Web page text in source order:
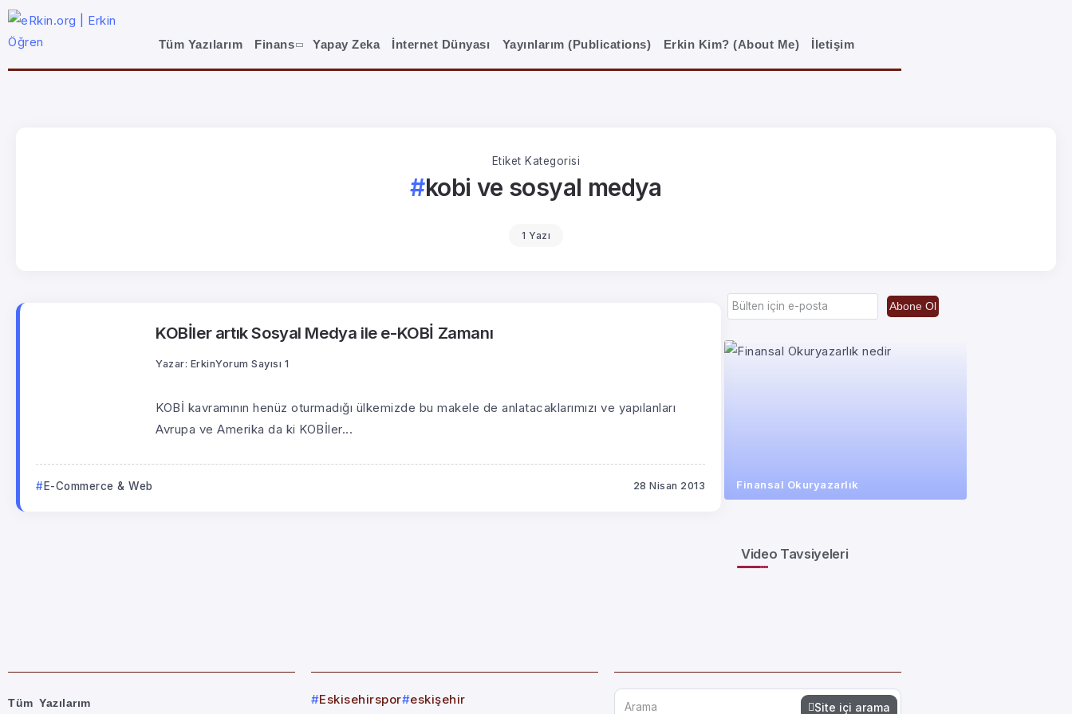
Tüm Yazılarım Finans Yapay Zeka İnternet Dünyası Yayınlarım (Publications) Erkin Kim? (About Me) İletişim
Etiket Kategorisi
kobi ve sosyal medya
1 Yazı
KOBİler artık Sosyal Medya ile e-KOBİ Zamanı
Yazar: ErkinYorum Sayısı 1
KOBİ kavramının henüz oturmadığı ülkemizde bu makele de anlatacaklarımızı ve yapılanları
Avrupa ve Amerika da ki KOBİler...
E-Commerce & Web 28 Nisan 2013
Abone Ol
Finansal Okuryazarlık
Video Tavsiyeleri
Tüm Yazılarım Eskisehirspor
eskişehir
Site içi arama